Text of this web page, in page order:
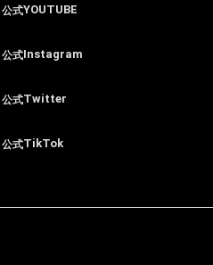
公式YOUTUBE
公式Instagram
公式Twitter
公式TikTok